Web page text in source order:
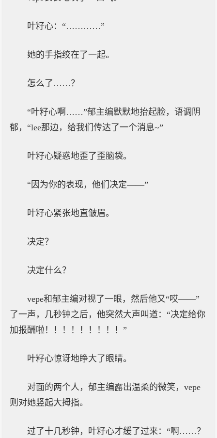
叶籽心：“…………”
她的手指绞在了一起。
怎么了……？
“叶籽心啊……”郁主编默默地抬起脸，语调阴
郁，“lee那边，给我们传达了一个消息~”
叶籽心疑惑地歪了歪脑袋。
“因为你的表现，他们决定——”
叶籽心紧张地直皱眉。
决定？
决定什么？
vepe和郁主编对视了一眼，然后他又“哎——”
了一声，几秒钟之后，他突然大声叫道：“决定给你
加报酬啦！！！！！！！！！”
叶籽心惊讶地睁大了眼睛。
对面的两个人，郁主编露出温柔的微笑，vepe
则对她竖起大拇指。
过了十几秒钟，叶籽心才缓了过来：“啊……？